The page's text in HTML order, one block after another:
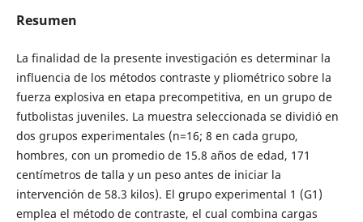
Resumen
La finalidad de la presente investigación es determinar la
influencia de los métodos contraste y pliométrico sobre la
fuerza explosiva en etapa precompetitiva, en un grupo de
futbolistas juveniles. La muestra seleccionada se dividió en
dos grupos experimentales (n=16; 8 en cada grupo,
hombres, con un promedio de 15.8 años de edad, 171
centímetros de talla y un peso antes de iniciar la
intervención de 58.3 kilos). El grupo experimental 1 (G1)
emplea el método de contraste, el cual combina cargas